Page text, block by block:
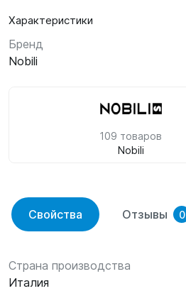
Характеристики
Бренд
Nobili
109 товаров
Nobili
Свойства Отзывы 0
Страна производства
Италия